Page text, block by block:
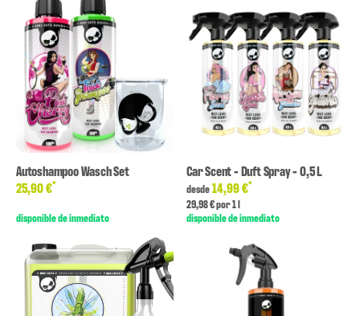
Autoshampoo Wasch Set
25,90 €*
disponible de inmediato
Car Scent - Duft Spray - 0,5 L
desde14,99 €*
29,98 € por 1 l
disponible de inmediato